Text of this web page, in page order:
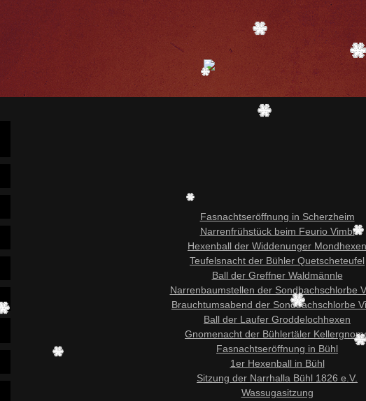
Fasnachtseröffnung in Scherzheim
Narrenfrühstück beim Feurio Vimbi
Hexenball der Widdenunger Mondhexen
Teufelsnacht der Bühler Quetscheteufel
Ball der Greffner Waldmännle
Narrenbaumstellen der Sondbachschlorbe
Brauchtumsabend der Sondbachschlorbe
Ball der Laufer Groddelochhexen
Gnomenacht der Bühlertäler
Fasnachtseröffnung in Bühl
1er Hexenball in Bühl
Sitzung der Narrhalla Bühl 1826 e.V.
Wassugasitzung